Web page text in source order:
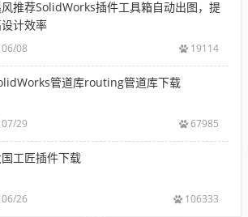
推荐SolidWorks插件工具箱自动出图，提
计效率
06/08 19114
管道库routing管道库下载
07/29 67985
工匠插件下载
06/26 106333